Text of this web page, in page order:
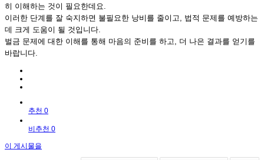
히 이해하는 것이 필요한데요.
이러한 단계를 잘 숙지하면 불필요한 낭비를 줄이고, 법적 문제를 예방하는
데 크게 도움이 될 것입니다.
벌금 문제에 대한 이해를 통해 마음의 준비를 하고, 더 나은 결과를 얻기를
바랍니다.
추천 0
비추천 0
이 게시물을